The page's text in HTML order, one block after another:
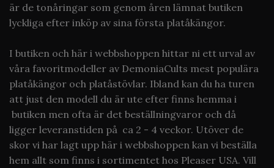
är de tonåringar som genom åren lämnat butiken
lyckliga efter inköp av sina första platåkängor.
I butiken och här i webbshoppen hittar ni ett urval av
våra favoritmodeller av DemoniaCults mest populära
platåkängor och platåstövlar. Ibland kan du ha turen
att just den modell du är ute efter finns hemma i
butiken men ofta är det beställningvaror och då
ligger leveranstiden på ca 2 - 4 veckor. Utöver de
skor vi har lagt upp här i webbshoppen kan vi beställa
hem allt som finns i sortimentet hos Pleaser USA. Vill